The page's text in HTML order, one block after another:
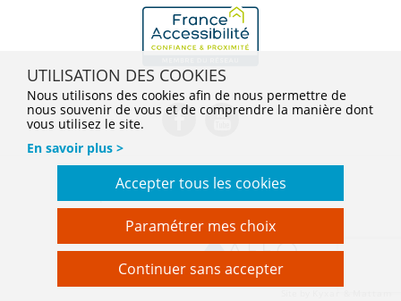
Conditions Générales de Vente
Mentions légales
Politique de confidentialité
En savoir plus
Nos tarifs
Filiale du groupe
webdesign > creation web > developpement > SEO
Communique et commercialise
UTILISATION DES COOKIES
Nous utilisons des cookies afin de nous permettre de
nous souvenir de vous et de comprendre la manière dont
vous utilisez le site.
En savoir plus >
Accepter tous les cookies
Paramétrer mes choix
Continuer sans accepter